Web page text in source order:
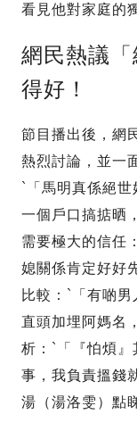
看見他對家庭的
網民熱議
得好！
節目播出後，網
熱烈討論，並一
`「馬明真係絕世
一個戶口搞掂晒
需要極大的信任
媳關係肯定好好
比較：`「有啲
直頭加埋阿媽名
析：`「『怕煩』
事，我負責搵錢
湯（湯洛雯）點